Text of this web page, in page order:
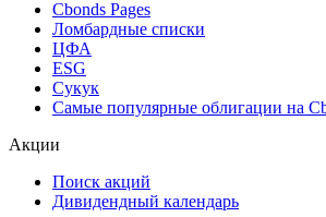
Cbonds Estimation Onshore
Cbonds Valuation
Рэнкинги инвест. банков и юр.
Cbonds Awards
Cbonds Pages
Ломбардные списки
ESG
Самые популярные облигации на